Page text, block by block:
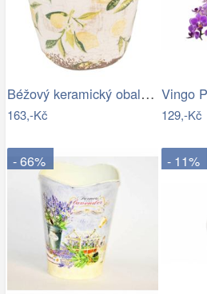
Béžový keramický obal na květináč s…
163,-Kč 129,-Kč
- 66% - 11%